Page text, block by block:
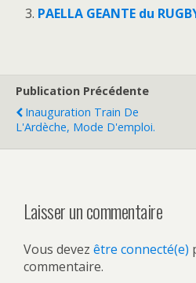
PAELLA GEANTE du
Publication Précédente
Inauguration Train De
L'Ardèche, Mode D'emploi.
Laisser un commentaire
Vous devez être connecté(e)
commentaire.